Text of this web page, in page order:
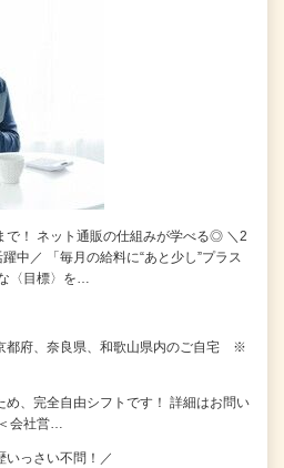
で！ ネット通販の仕組みが学べる◎ ＼2
中／ 「毎月の給料に“あと少し”プラス
〈目標〉を…
都府、奈良県、和歌山県内のご自宅 ※
め、完全自由シフトです！ 詳細はお問い
会社営…
いっさい不問！／